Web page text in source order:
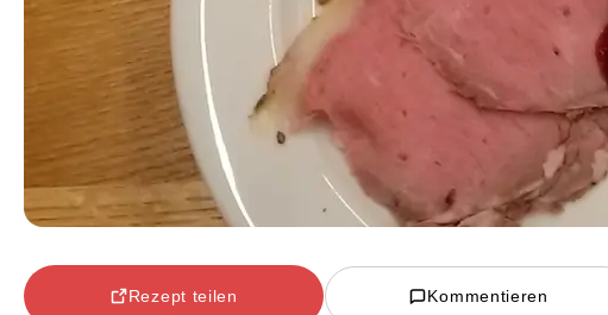
Rezept teilen Kommentieren